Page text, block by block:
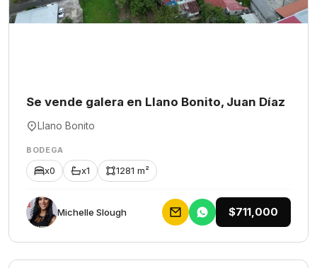
Se vende galera en Llano Bonito, Juan Díaz
Llano Bonito
BODEGA
x0 x1 1281 m²
Michelle Slough $711,000